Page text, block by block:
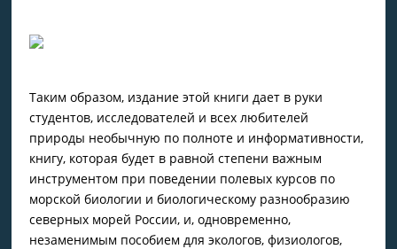
Таким образом, издание этой книги дает в руки
студентов, исследователей и всех любителей
природы необычную по полноте и информативности,
книгу, которая будет в равной степени важным
инструментом при поведении полевых курсов по
морской биологии и биологическому разнообразию
северных морей России, и, одновременно,
незаменимым пособием для экологов, физиологов,